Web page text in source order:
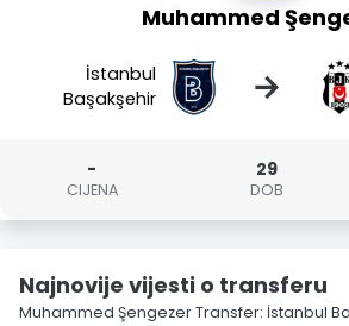
Muhammed
İstanbul
Başakşehir
→
-
CIJENA
29
DOB
Najnovije vijesti o transferu
Muhammed Şengezer Transfer: İstanbul